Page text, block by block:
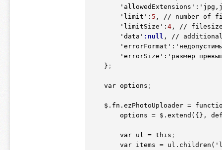
        'limit':
5 , // number of
        'limitSize':
4, // filesize
        'data'
:null , //
    }
;
    var options
;
$.fn.ezPhotoUploader =
        options = $.extend
( {},
        var ul = this
;
        var items = ul.children
(